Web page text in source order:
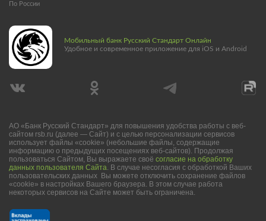
По России
Мобильный банк Русский Стандарт Онлайн
Удобное и современное приложение для iOS и Android
АО «Банк Русский Стандарт» для повышения удобства работы с веб-
сайтом rsb.ru (далее — Сайт) и с целью персонализации сервисов
использует файлы «cookie» (небольшие файлы, содержащие
информацию о предыдущих посещениях веб-сайтов). Продолжая
пользоваться Сайтом, Вы выражаете своё согласие на обработку
данных пользователя Сайта. В случае несогласия с обработкой Ваших
пользовательских данных Вы можете отключить сохранение файлов
«cookie» в настройках Вашего браузера. В этом случае работа
некоторых сервисов на Сайте может быть ограничена.